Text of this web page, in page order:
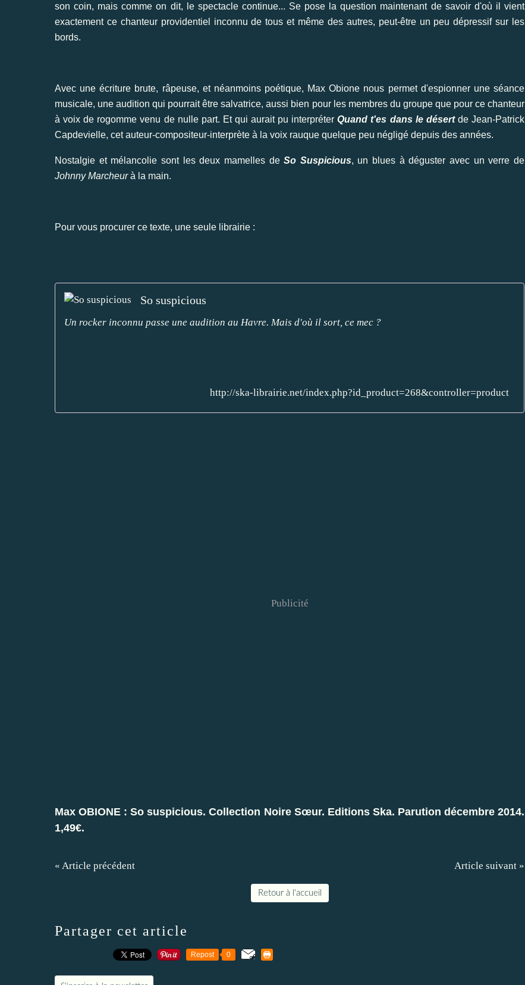
son coin, mais comme on dit, le spectacle continue... Se pose la question maintenant de savoir d'où il vient
exactement ce chanteur providentiel inconnu de tous et même des autres, peut-être un peu dépressif sur les
bords.
Avec une écriture brute, râpeuse, et néanmoins poétique, Max Obione nous permet d'espionner une séance
musicale, une audition qui pourrait être salvatrice, aussi bien pour les membres du groupe que pour ce chanteur
à voix de rogomme venu de nulle part. Et qui aurait pu interpréterQuand t'es dans le désertde Jean-Patrick
Capdevielle, cet auteur-compositeur-interprète à la voix rauque quelque peu négligé depuis des années.
Nostalgie et mélancolie sont les deux mamelles deSo Suspicious, un blues à déguster avec un verre de
Johnny Marcheurà la main.
Pour vous procurer ce texte, une seule librairie :
So suspicious
Un rocker inconnu passe une audition au Havre. Mais d'où il sort, ce mec ?
http://ska-librairie.net/index.php?id_product=268&controller=product
Publicité
Max OBIONE : So suspicious. Collection Noire Sœur. Editions Ska. Parution décembre 2014.
1,49€.
« Article précédent Article suivant »
Retour à l'accueil
Partager cet article
Repost 0